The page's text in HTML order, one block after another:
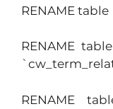
RENAME
RENAME
RENAME